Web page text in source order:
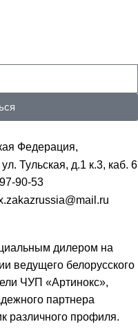
Федерация,
Тульская, д.1 к.3, каб. 6
90-53
дилером на
ведущего белорусского
ЧУП «Артинокс»,
партнера
различного профиля.